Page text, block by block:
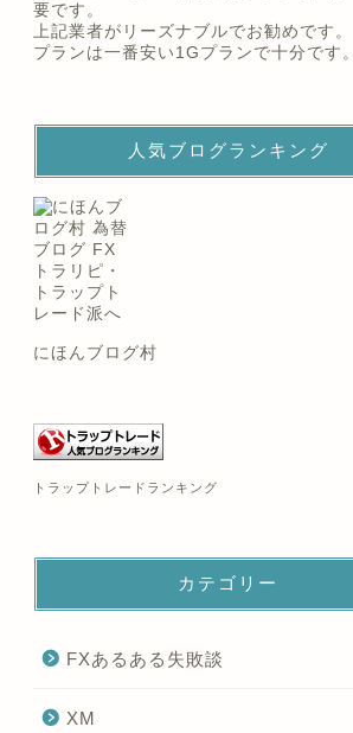
要です。
上記業者がリーズナブルでお勧めです。
プランは一番安い1Gプランで十分です。
人気ブログランキング
にほんブログ村
トラップトレードランキング
カテゴリー
FXあるある失敗談
XM